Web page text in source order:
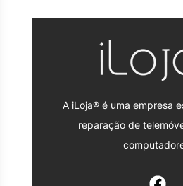
A iLoja® é uma empresa
reparação de